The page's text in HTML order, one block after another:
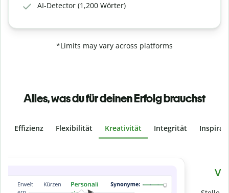
AI-Detector (1,200 Wörter)
*Limits may vary across platforms
Alles, was du für deinen Erfolg brauchst
Effizienz Flexibilität Kreativität Integrität